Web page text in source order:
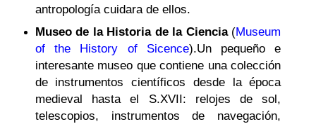
antropología cuidara de ellos.
Museo de la Historia de la Ciencia(Museum
of the History of Sicence).Un pequeño e
interesante museo que contiene una colección
de instrumentos científicos desde la época
medieval hasta el S.XVII: relojes de sol,
telescopios, instrumentos de navegación,